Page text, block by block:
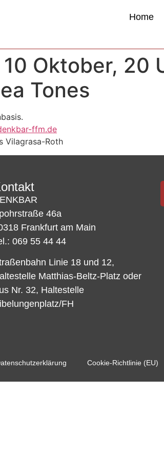
Home
Oktober, 20
Tones
ffm.de
Vilagrasa-Roth
46a
Frankfurt am Main
069 55 44 44
Linie 18 und 12,
Matthias-Beltz-Platz oder
Nr. 32, Haltestelle
FH
Cookie-Richtlinie (EU)